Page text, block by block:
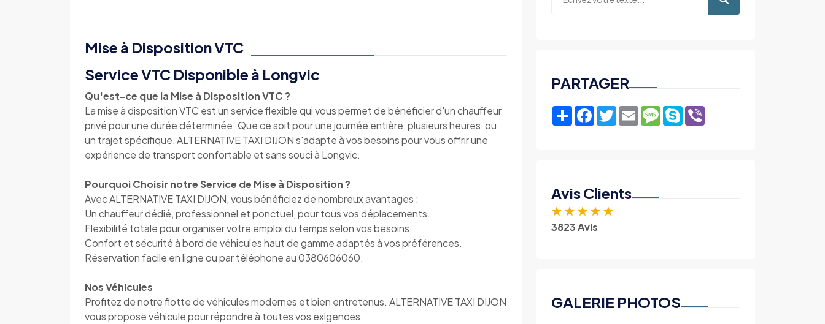
Mise à Disposition VTC
Service VTC Disponible à Longvic
Qu'est-ce que la Mise à Disposition VTC ?
La mise à disposition VTC est un service flexible qui vous permet de bénéficier d'un chauffeur
privé pour une durée déterminée. Que ce soit pour une journée entière, plusieurs heures, ou
un trajet spécifique, ALTERNATIVE TAXI DIJON s'adapte à vos besoins pour vous offrir une
expérience de transport confortable et sans souci à Longvic.
Pourquoi Choisir notre Service de Mise à Disposition ?
Avec ALTERNATIVE TAXI DIJON, vous bénéficiez de nombreux avantages :
Un chauffeur dédié, professionnel et ponctuel, pour tous vos déplacements.
Flexibilité totale pour organiser votre emploi du temps selon vos besoins.
Confort et sécurité à bord de véhicules haut de gamme adaptés à vos préférences.
Réservation facile en ligne ou par téléphone au 0380606060.
Nos Véhicules
Profitez de notre flotte de véhicules modernes et bien entretenus. ALTERNATIVE TAXI DIJON
vous propose véhicule pour répondre à toutes vos exigences.
PARTAGER
ShareFacebook
TwitterEmailMessage
Skype
Avis Clients
★ ★ ★ ★ ★
3823 Avis
GALERIE PHOTOS